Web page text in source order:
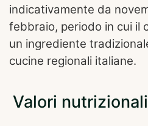
indicativamente da
febbraio, periodo in cui il
un ingrediente
cucine regionali italiane.
Valori